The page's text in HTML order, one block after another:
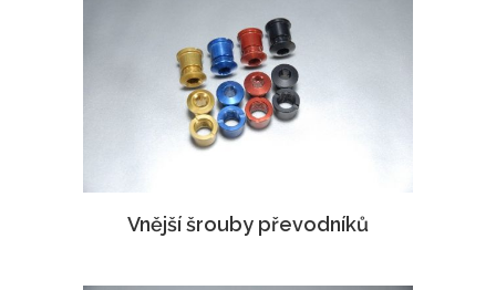
Vnější šrouby převodníků